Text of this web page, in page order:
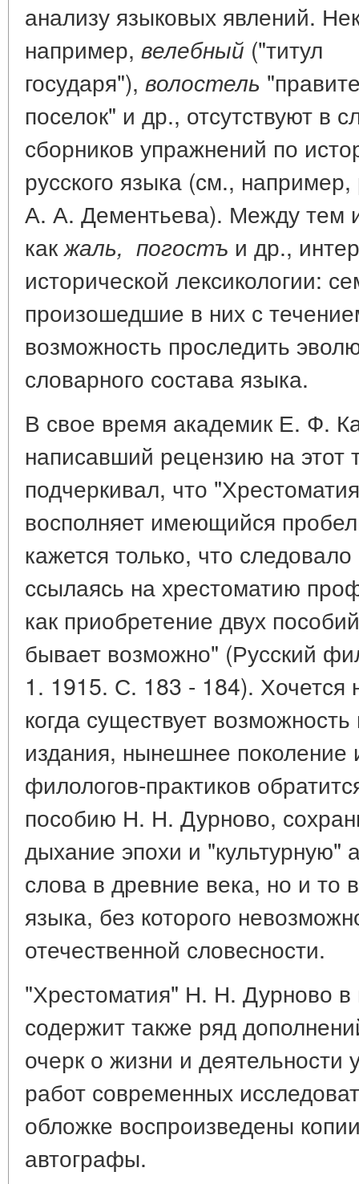
анализу языковых явлений.
например, велебный ("титул
государя"), волостель
поселок" и др., отсутствуют в
сборников упражнений по
русского языка (см.,
А. А. Дементьева). Между тем
как жаль, погостъ и др.,
исторической лексикологии:
произошедшие в них с
возможность проследить
словарного состава языка.
В свое время академик Е. Ф.
написавший рецензию на
подчеркивал, что
восполняет имеющийся
кажется только, что
ссылаясь на хрестоматию
как приобретение двух
бывает возможно" (Русский
1. 1915. С. 183 - 184). Хочется
когда существует
издания, нынешнее поколение
филологов-практиков
пособию Н. Н. Дурново,
дыхание эпохи и "культурную"
слова в древние века, но и то
языка, без которого
отечественной словесности.
"Хрестоматия" Н. Н. Дурново
содержит также ряд
очерк о жизни и деятельности
работ современных
обложке воспроизведены
автографы.